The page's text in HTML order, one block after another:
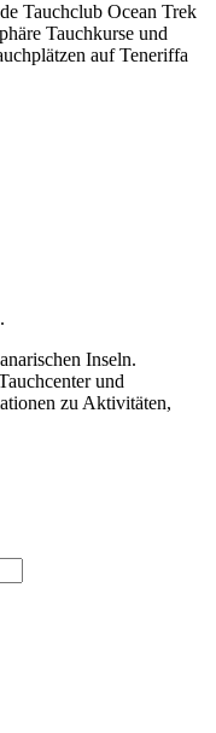
Tauchclub Ocean Trek
Tauchkurse und
auf Teneriffa
Inseln.
und
zu Aktivitäten,